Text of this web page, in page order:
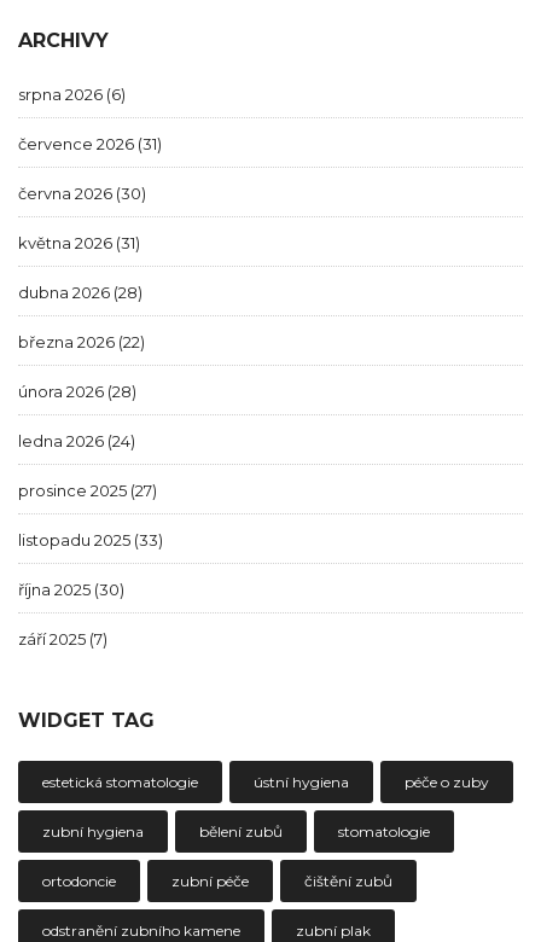
ARCHIVY
srpna 2026 (6)
července 2026 (31)
června 2026 (30)
května 2026 (31)
dubna 2026 (28)
března 2026 (22)
února 2026 (28)
ledna 2026 (24)
prosince 2025 (27)
listopadu 2025 (33)
října 2025 (30)
září 2025 (7)
WIDGET TAG
estetická stomatologie ústní hygiena péče o zuby
zubní hygiena bělení zubů stomatologie
ortodoncie zubní péče čištění zubů
odstranění zubního kamene zubní plak